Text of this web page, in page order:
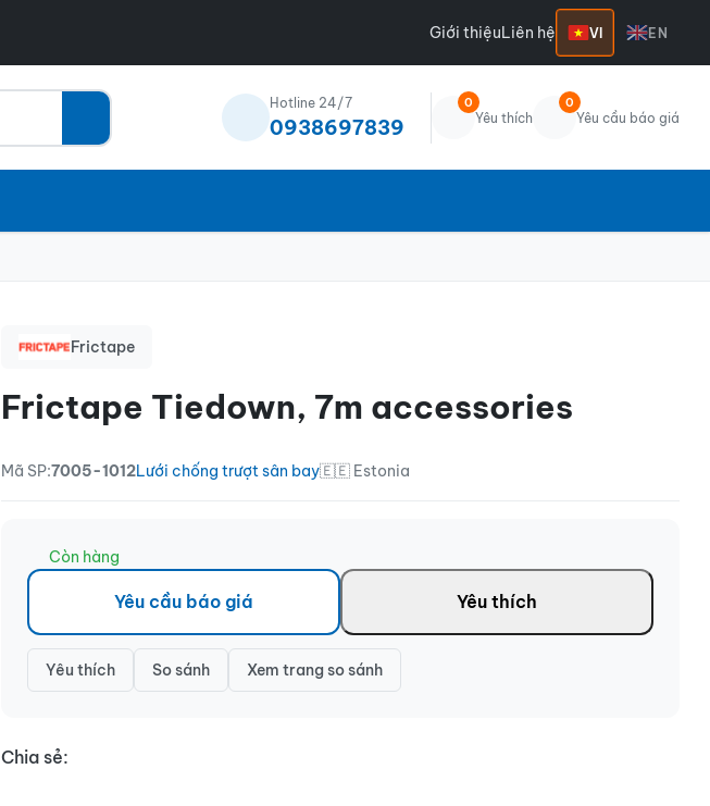
Giới thiệuLiên hệ VI EN
Hotline 24/7
0938697839
0
Yêu thích
0
Yêu cầu báo giá
Frictape
Frictape Tiedown, 7m accessories
Mã SP:7005-1012Lưới chống trượt sân bay🇪🇪 Estonia
Còn hàng
Yêu cầu báo giá Yêu thích
Yêu thích So sánh Xem trang so sánh
Chia sẻ: